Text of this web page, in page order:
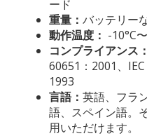
ード
重量： バッテリー
動作温度： -10°C
コンプライアンス：
60651：2001、
1993
言語： 英語、フラ
語、スペイン語。
用いただけます。